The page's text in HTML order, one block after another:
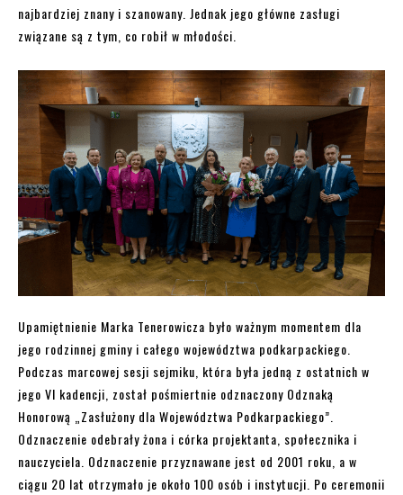
najbardziej znany i szanowany. Jednak jego główne zasługi
związane są z tym, co robił w młodości.
Upamiętnienie Marka Tenerowicza było ważnym momentem dla
jego rodzinnej gminy i całego województwa podkarpackiego.
Podczas marcowej sesji sejmiku, która była jedną z ostatnich w
jego VI kadencji, został pośmiertnie odznaczony Odznaką
Honorową „Zasłużony dla Województwa Podkarpackiego”.
Odznaczenie odebrały żona i córka projektanta, społecznika i
nauczyciela. Odznaczenie przyznawane jest od 2001 roku, a w
ciągu 20 lat otrzymało je około 100 osób i instytucji. Po ceremonii